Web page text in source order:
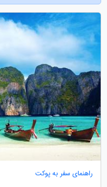
راهنمای سفر به پوکت